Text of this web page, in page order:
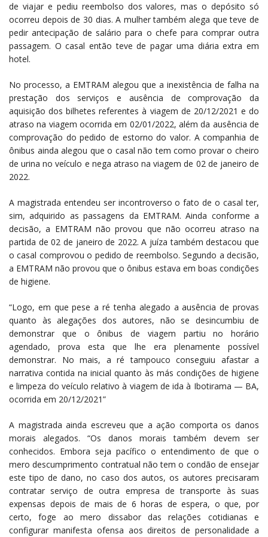
de viajar e pediu reembolso dos valores, mas o depósito só
ocorreu depois de 30 dias. A mulher também alega que teve de
pedir antecipação de salário para o chefe para comprar outra
passagem. O casal então teve de pagar uma diária extra em
hotel.
No processo, a EMTRAM alegou que a inexistência de falha na
prestação dos serviços e ausência de comprovação da
aquisição dos bilhetes referentes à viagem de 20/12/2021 e do
atraso na viagem ocorrida em 02/01/2022, além da ausência de
comprovação do pedido de estorno do valor. A companhia de
ônibus ainda alegou que o casal não tem como provar o cheiro
de urina no veículo e nega atraso na viagem de 02 de janeiro de
2022.
A magistrada entendeu ser incontroverso o fato de o casal ter,
sim, adquirido as passagens da EMTRAM. Ainda conforme a
decisão, a EMTRAM não provou que não ocorreu atraso na
partida de 02 de janeiro de 2022. A juíza também destacou que
o casal comprovou o pedido de reembolso. Segundo a decisão,
a EMTRAM não provou que o ônibus estava em boas condições
de higiene.
“Logo, em que pese a ré tenha alegado a ausência de provas
quanto às alegações dos autores, não se desincumbiu de
demonstrar que o ônibus de viagem partiu no horário
agendado, prova esta que lhe era plenamente possível
demonstrar. No mais, a ré tampouco conseguiu afastar a
narrativa contida na inicial quanto às más condições de higiene
e limpeza do veículo relativo à viagem de ida à Ibotirama — BA,
ocorrida em 20/12/2021”
A magistrada ainda escreveu que a ação comporta os danos
morais alegados. “Os danos morais também devem ser
conhecidos. Embora seja pacífico o entendimento de que o
mero descumprimento contratual não tem o condão de ensejar
este tipo de dano, no caso dos autos, os autores precisaram
contratar serviço de outra empresa de transporte às suas
expensas depois de mais de 6 horas de espera, o que, por
certo, foge ao mero dissabor das relações cotidianas e
configurar manifesta ofensa aos direitos de personalidade a